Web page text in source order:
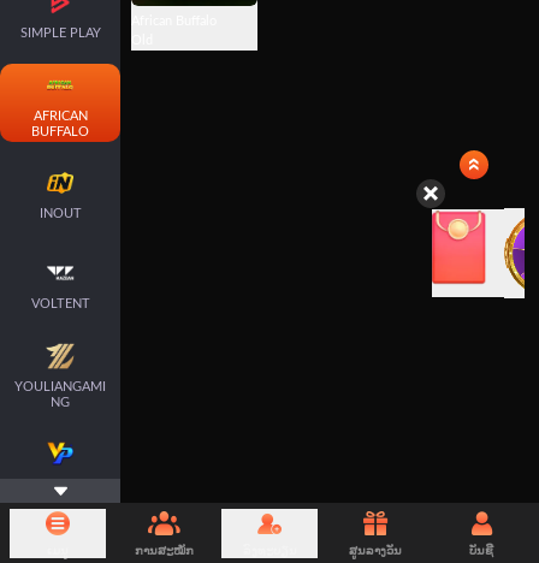
SIMPLE PLAY
AFRICAN
BUFFALO
INOUT
VOLTENT
YOULIANGAMI
NG
VERTEXPLAY
ການສະໝັກ ສູນລາງວັນ ບັນຊີ